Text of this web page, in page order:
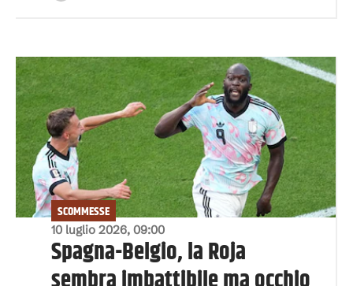
10 luglio 2026, 09:00
SCOMMESSE
Spagna-Belgio, la Roja